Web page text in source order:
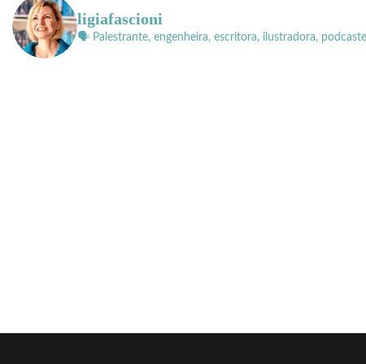
ligiafascioni
🗣 Palestrante, engenheira, escritora, ilustradora,